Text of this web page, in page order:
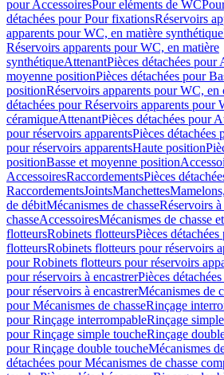
pour AccessoiresPour eléments de WC
détachées pour Pour fixationsRéservoirs
apparents pour WC, en matière synthétique
Réservoirs apparents pour WC, en matière
synthétiqueAttenantPièces détachées pour
moyenne positionPièces détachées pour
positionRéservoirs apparents pour WC, en
détachées pour Réservoirs apparents pour
céramiqueAttenantPièces détachées pour
pour réservoirs apparentsPièces détachées
pour réservoirs apparentsHaute position
positionBasse et moyenne position
AccessoiresRaccordementsPièces
RaccordementsJointsManchettes
de débitMécanismes de chasseRéservoirs à
chasseAccessoiresMécanismes de chasse
flotteursRobinets flotteursPièces
flotteursRobinets flotteurs pour réservoirs
pour Robinets flotteurs pour réservoirs
pour réservoirs à encastrerPièces
pour réservoirs à encastrerMécanismes de
pour Mécanismes de chasseRinçage
pour Rinçage interrompableRinçage
pour Rinçage simple toucheRinçage
pour Rinçage double toucheMécanismes
détachées pour Mécanismes de chasse